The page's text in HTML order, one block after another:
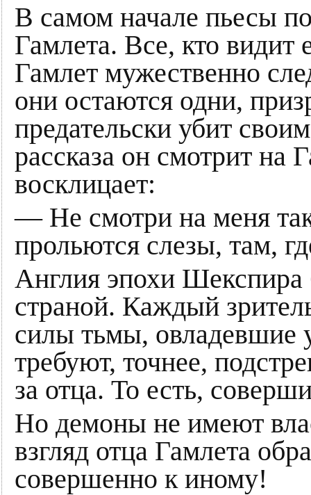
В самом начале пьесы
Гамлета. Все, кто видит
Гамлет мужественно
они остаются одни,
предательски убит
рассказа он смотрит на
восклицает:
— Не смотри на меня
прольются слезы, там,
Англия эпохи
страной. Каждый
силы тьмы, овладевшие
требуют, точнее,
за отца. То есть,
Но демоны не имеют
взгляд отца Гамлета
совершенно к иному!